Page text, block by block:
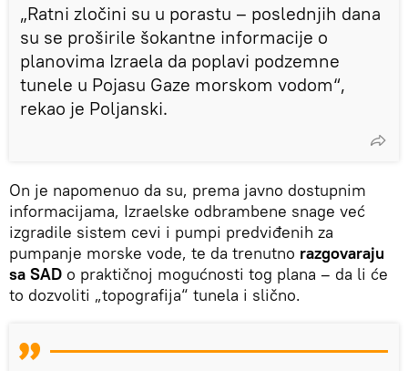
„Ratni zločini su u porastu – poslednjih dana
su se proširile šokantne informacije o
planovima Izraela da poplavi podzemne
tunele u Pojasu Gaze morskom vodom“,
rekao je Poljanski.
On je napomenuo da su, prema javno dostupnim
informacijama, Izraelske odbrambene snage već
izgradile sistem cevi i pumpi predviđenih za
pumpanje morske vode, te da trenutno razgovaraju
sa SAD o praktičnoj mogućnosti tog plana – da li će
to dozvoliti „topografija“ tunela i slično.